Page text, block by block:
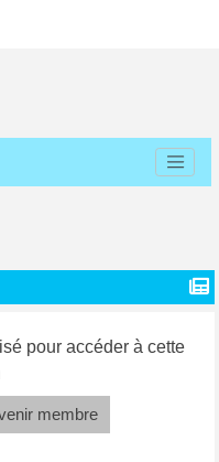
pour accéder à cette
membre